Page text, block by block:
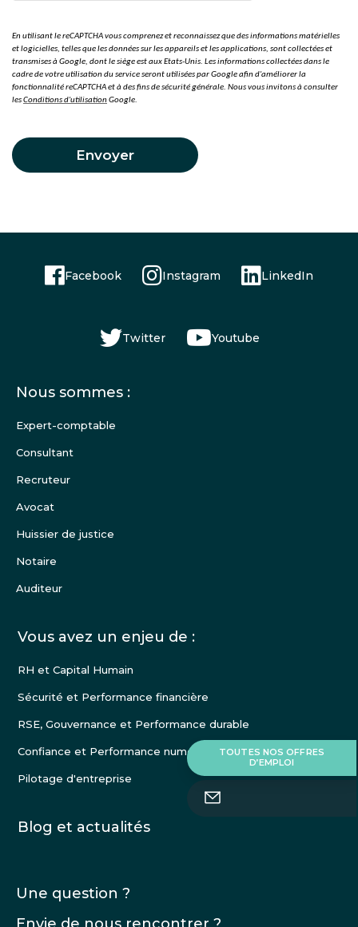
TOUTES NOS OFFRES
D’EMPLOI
En utilisant le reCAPTCHA vous comprenez et reconnaissez que des informations matérielles
et logicielles, telles que les données sur les appareils et les applications, sont collectées et
transmises à Google, dont le siège est aux Etats-Unis. Les informations collectées dans le
cadre de votre utilisation du service seront utilisées par Google afin d'améliorer la
fonctionnalité reCAPTCHA et à des fins de sécurité générale. Nous vous invitons à consulter
lesConditions d'utilisation Google.
Envoyer
Facebook Instagram LinkedIn
Twitter Youtube
Menu
de
Nous sommes :
Expert-comptable
Consultant
Recruteur
Avocat
Huissier de justice
Notaire
Auditeur
Vous avez un enjeu de :
RH et Capital Humain
Sécurité et Performance financière
RSE, Gouvernance et Performance durable
Confiance et Performance numérique
Pilotage d'entreprise
Blog et actualités
Une question ?